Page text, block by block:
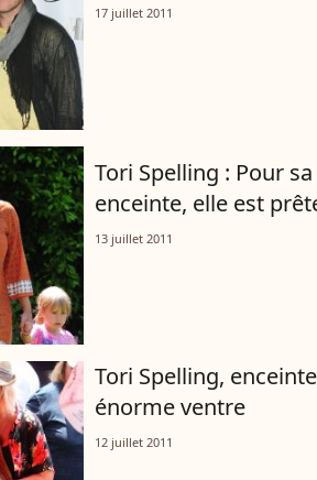
17 juillet 2011
Tori Spelling : Pour
enceinte, elle est
13 juillet 2011
Tori Spelling,
énorme ventre
12 juillet 2011